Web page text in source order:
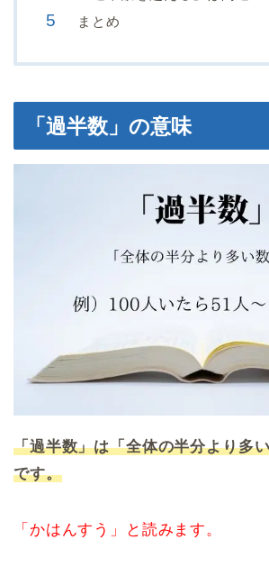
まとめ
「過半数」の意味
「過半数」は「全体の半分より多
です。
「かはんすう」と読みます。